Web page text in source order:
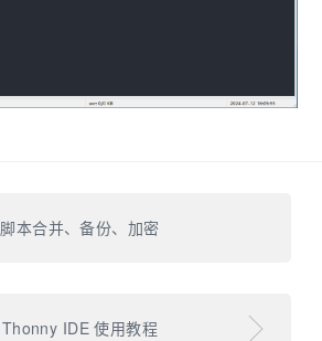
脚本合并、备份、加密
Thonny IDE 使用教程